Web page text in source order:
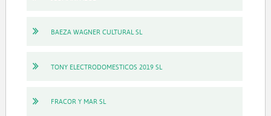
BAEZA WAGNER CULTURAL SL
TONY ELECTRODOMESTICOS 2019 SL
FRACOR Y MAR SL